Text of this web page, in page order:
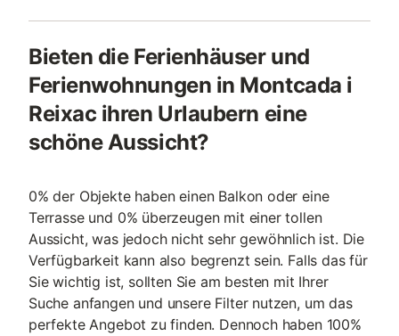
Bieten die Ferienhäuser und
Ferienwohnungen in Montcada i
Reixac ihren Urlaubern eine
schöne Aussicht?
0% der Objekte haben einen Balkon oder eine
Terrasse und 0% überzeugen mit einer tollen
Aussicht, was jedoch nicht sehr gewöhnlich ist. Die
Verfügbarkeit kann also begrenzt sein. Falls das für
Sie wichtig ist, sollten Sie am besten mit Ihrer
Suche anfangen und unsere Filter nutzen, um das
perfekte Angebot zu finden. Dennoch haben 100%